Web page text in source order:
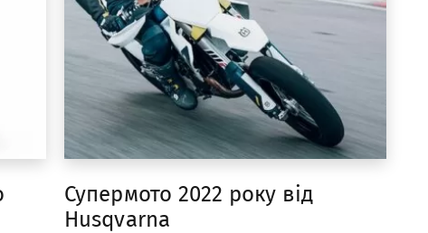
Супермото 2022 року від
Husqvarna